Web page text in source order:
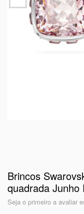
Brincos
quadrada Junho
Seja o primeiro a avaliar